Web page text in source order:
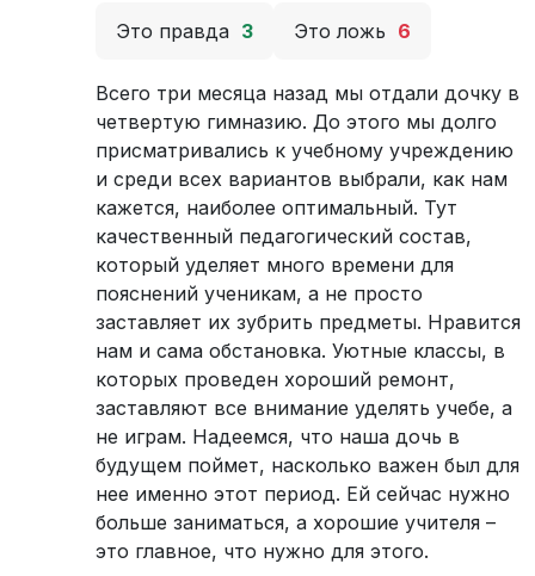
Это правда 3 Это ложь 6
Всего три месяца назад мы отдали дочку в
четвертую гимназию. До этого мы долго
присматривались к учебному учреждению
и среди всех вариантов выбрали, как нам
кажется, наиболее оптимальный. Тут
качественный педагогический состав,
который уделяет много времени для
пояснений ученикам, а не просто
заставляет их зубрить предметы. Нравится
нам и сама обстановка. Уютные классы, в
которых проведен хороший ремонт,
заставляют все внимание уделять учебе, а
не играм. Надеемся, что наша дочь в
будущем поймет, насколько важен был для
нее именно этот период. Ей сейчас нужно
больше заниматься, а хорошие учителя –
это главное, что нужно для этого.